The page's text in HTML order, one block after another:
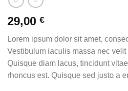
29,00 €
Lorem ipsum dolor sit amet,
Vestibulum iaculis massa nec
Quisque diam lacus, tincidunt
rhoncus est. Quisque sed justo a